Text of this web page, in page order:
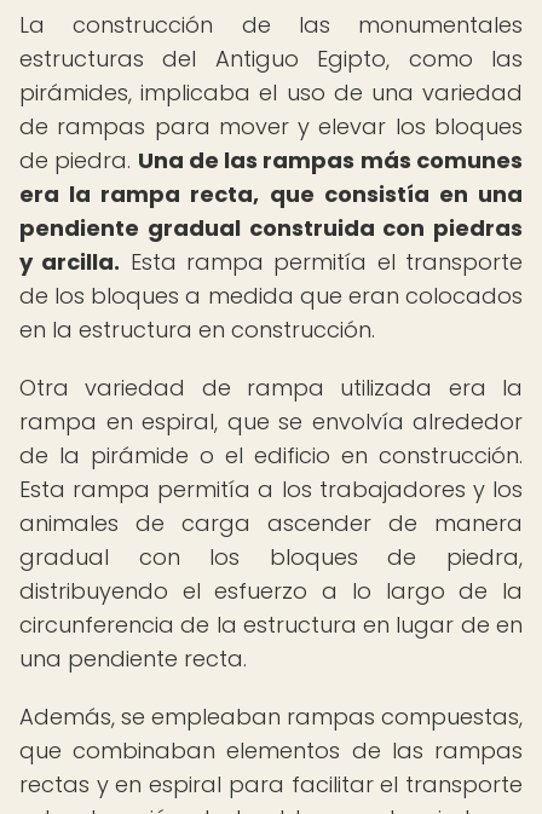
La construcción de las monumentales
estructuras del Antiguo Egipto, como las
pirámides, implicaba el uso de una variedad
de rampas para mover y elevar los bloques
de piedra. Una de las rampas más comunes
era la rampa recta, que consistía en una
pendiente gradual construida con piedras
y arcilla. Esta rampa permitía el transporte
de los bloques a medida que eran colocados
en la estructura en construcción.
Otra variedad de rampa utilizada era la
rampa en espiral, que se envolvía alrededor
de la pirámide o el edificio en construcción.
Esta rampa permitía a los trabajadores y los
animales de carga ascender de manera
gradual con los bloques de piedra,
distribuyendo el esfuerzo a lo largo de la
circunferencia de la estructura en lugar de en
una pendiente recta.
Además, se empleaban rampas compuestas,
que combinaban elementos de las rampas
rectas y en espiral para facilitar el transporte